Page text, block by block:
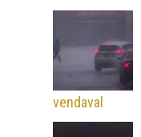
vendaval